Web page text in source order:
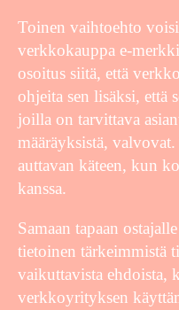
Toinen vaihtoehto
verkkokauppa e-
osoitus siitä, että
ohjeita sen lisäksi, että
joilla on tarvittava
määräyksistä,
auttavan käteen, kun
kanssa.
Samaan tapaan
tietoinen tärkeimmistä
vaikuttavista ehdoista,
verkkoyrityksen